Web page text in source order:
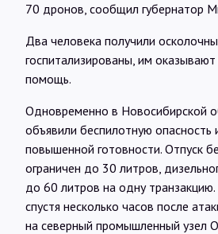
Карты
70 дронов, сообщил губернатор
Два человека получили
госпитализированы, им
помощь.
Одновременно в Новосибирской
объявили беспилотную опасность
повышенной готовности. Отпуск
ограничен до 30 литров,
до 60 литров на одну транзакцию.
спустя несколько часов после
на северный промышленный узел